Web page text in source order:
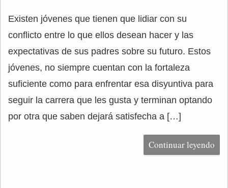
Existen jóvenes que tienen que lidiar con su
conflicto entre lo que ellos desean hacer y las
expectativas de sus padres sobre su futuro. Estos
jóvenes, no siempre cuentan con la fortaleza
suficiente como para enfrentar esa disyuntiva para
seguir la carrera que les gusta y terminan optando
por otra que saben dejará satisfecha a […]
Continuar leyendo